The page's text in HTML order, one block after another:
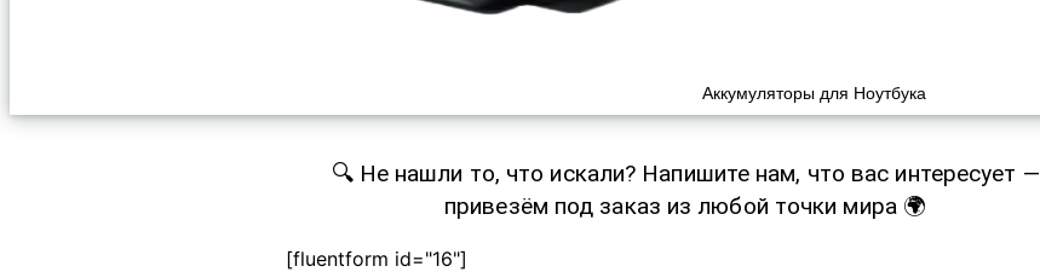
Аккумуляторы для Ноутбука
🔍 Не нашли то, что искали? Напишите нам, что вас интересует —
привезём под заказ из любой точки мира 🌍
[fluentform id="16"]